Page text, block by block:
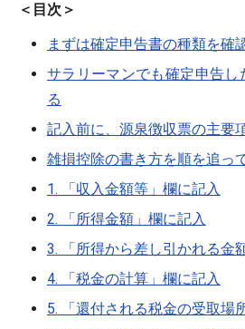
＜目次＞
まずは確定申告書の種類を確
サラリーマンでも確定申告し
る
記入前に、源泉徴収票の主要
雑損控除の書き方を順を追っ
1. 「収入金額等」欄に記入
2. 「所得金額」欄に記入
3. 「所得から差し引かれる金
4. 「税金の計算」欄に記入
5. 「還付される税金の受取場